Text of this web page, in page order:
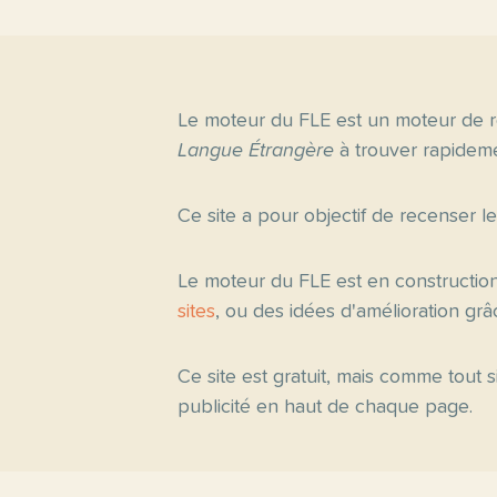
Le moteur du FLE est un moteur de
Langue Étrangère à trouver
Ce site a pour objectif de recenser
Le moteur du FLE est en
sites, ou des idées d'amélioration
Ce site est gratuit, mais comme
publicité en haut de chaque page.